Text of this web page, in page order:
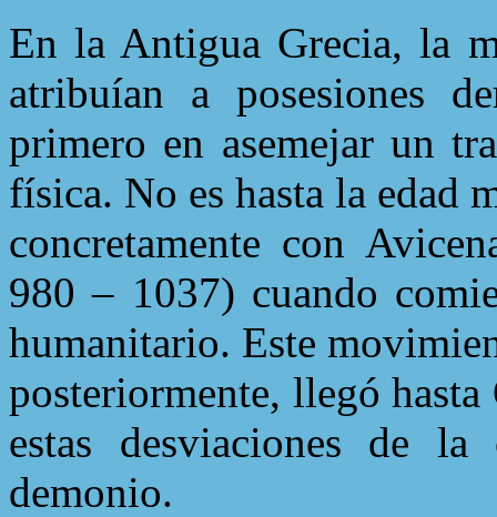
En la Antigua Grecia, la
atribuían a posesiones
primero en asemejar un
física. No es hasta la edad
concretamente con
980 – 1037) cuando
humanitario. Este
posteriormente, llegó hasta
estas desviaciones de
demonio.